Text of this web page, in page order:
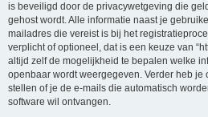
is beveiligd door de privacywetgeving die
gehost wordt. Alle informatie naast je
mailadres die vereist is bij het
verplicht of optioneel, dat is een keuze van
altijd zelf de mogelijkheid te bepalen welke
openbaar wordt weergegeven. Verder heb je
stellen of je de e-mails die automatisch
software wil ontvangen.